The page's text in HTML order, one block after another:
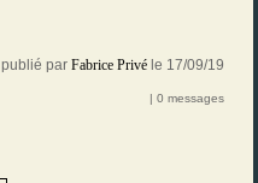
publié par Fabrice Privé le 17/09/19
| 0 messages